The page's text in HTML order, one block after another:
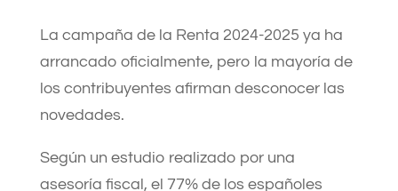
La campaña de la Renta 2024-2025 ya ha
arrancado oficialmente, pero la mayoría de
los contribuyentes afirman desconocer las
novedades.
Según un estudio realizado por una
asesoría fiscal, el 77% de los españoles